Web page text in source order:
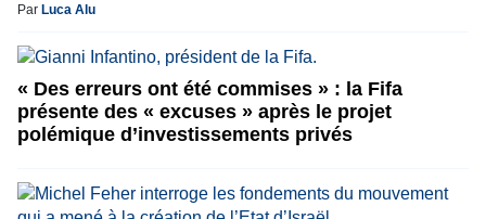
Par Luca Alu
« Des erreurs ont été commises » : la Fifa
présente des « excuses » après le projet
polémique d’investissements privés